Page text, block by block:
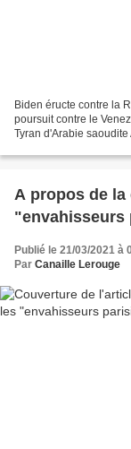
Biden éructe contre la
poursuit contre le
Tyran d'Arabie
A propos de
"envahisseurs
Publié le 21/03/2021 à
Par Canaille Lerouge